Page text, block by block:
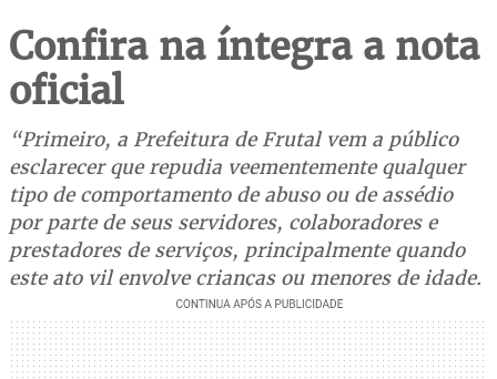
Confira na íntegra a nota
oficial
“Primeiro, a Prefeitura de Frutal vem a público
esclarecer que repudia veementemente qualquer
tipo de comportamento de abuso ou de assédio
por parte de seus servidores, colaboradores e
prestadores de serviços, principalmente quando
este ato vil envolve crianças ou menores de idade.